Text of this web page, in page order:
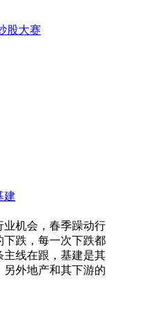
股大赛
建
业机会，春季躁动行
下跌，每一次下跌都
主线在跟，基建是其
外地产和其下游的